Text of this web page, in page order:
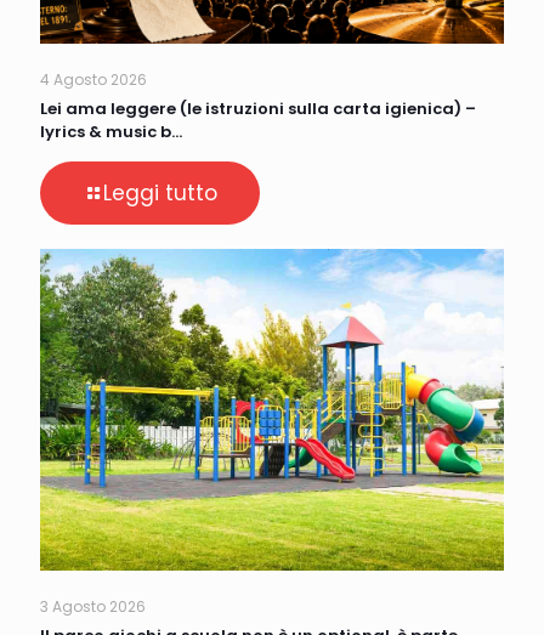
4 Agosto 2026
Lei ama leggere (le istruzioni sulla carta igienica) –
lyrics & music b…
Leggi tutto
3 Agosto 2026